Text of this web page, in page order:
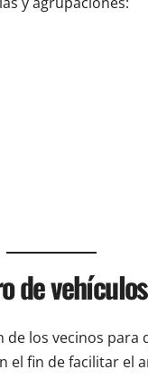
de
los vecinos para
el fin de facilitar el